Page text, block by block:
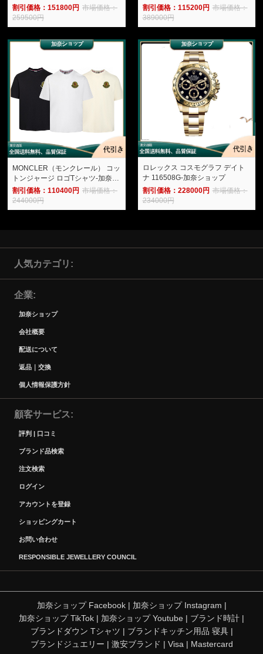
ョップ
割引価格：151800円 市場価格：
259500円
M81557-加奈ショップ
割引価格：115200円 市場価格：
389000円
MONCLER（モンクレール） コッ
トンジャージ ロゴTシャツ-加奈シ
ョップ
割引価格：110400円 市場価格：
244000円
ロレックス コスモグラフ デイト
ナ 116508G-加奈ショップ
割引価格：228000円 市場価格：
234000円
人気カテゴリ
企業
加奈ショップ
会社概要
配送について
返品｜交換
個人情報保護方針
顧客サービス
評判 | 口コミ
ブランド品検索
注文検索
ログイン
アカウントを登録
ショッピングカート
お問い合わせ
RESPONSIBLE JEWELLERY COUNCIL
加奈ショップ Facebook| 加奈ショップ Instagram |
加奈ショップ TikTok | 加奈ショップ Youtube | ブランド時計 |
ブランドダウン Tシャツ | ブランドキッチン用品 寝具|
ブランドジュエリー | 激安ブランド | Visa | Mastercard